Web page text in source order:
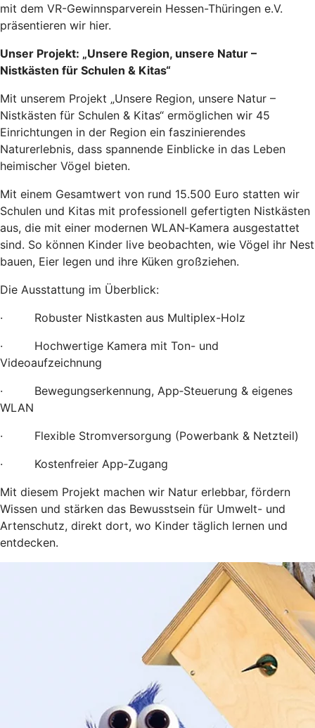
mit dem VR-Gewinnsparverein Hessen-Thüringen e.V.
präsentieren wir hier.
Unser Projekt: „Unsere Region, unsere Natur –
Nistkästen für Schulen & Kitas“
Mit unserem Projekt „Unsere Region, unsere Natur –
Nistkästen für Schulen & Kitas“ ermöglichen wir 45
Einrichtungen in der Region ein faszinierendes
Naturerlebnis, dass spannende Einblicke in das Leben
heimischer Vögel bieten.
Mit einem Gesamtwert von rund 15.500 Euro statten wir
Schulen und Kitas mit professionell gefertigten Nistkästen
aus, die mit einer modernen WLAN‑Kamera ausgestattet
sind. So können Kinder live beobachten, wie Vögel ihr Nest
bauen, Eier legen und ihre Küken großziehen.
Die Ausstattung im Überblick:
· Robuster Nistkasten aus Multiplex-Holz
· Hochwertige Kamera mit Ton- und
Videoaufzeichnung
· Bewegungserkennung, App‑Steuerung & eigenes
WLAN
· Flexible Stromversorgung (Powerbank & Netzteil)
· Kostenfreier App‑Zugang
Mit diesem Projekt machen wir Natur erlebbar, fördern
Wissen und stärken das Bewusstsein für Umwelt- und
Artenschutz, direkt dort, wo Kinder täglich lernen und
entdecken.